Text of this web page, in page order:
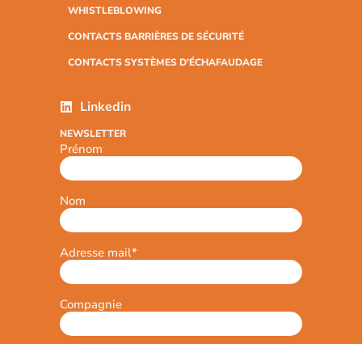
WHISTLEBLOWING
CONTACTS BARRIÈRES DE SÉCURITÉ
CONTACTS SYSTÈMES D'ÉCHAFAUDAGE
Linkedin
NEWSLETTER
Prénom
Nom
Adresse mail*
Compagnie